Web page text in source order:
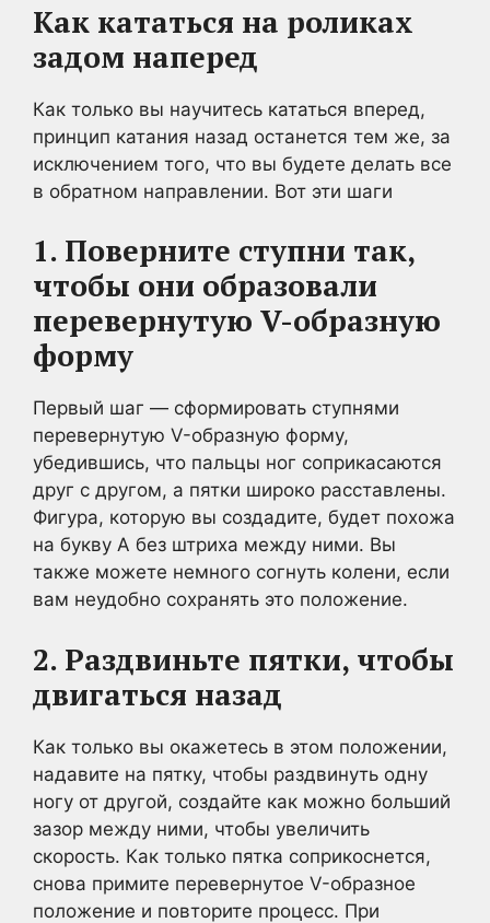
Как кататься на роликах
задом наперед
Как только вы научитесь кататься вперед,
принцип катания назад останется тем же, за
исключением того, что вы будете делать все
в обратном направлении. Вот эти шаги
1. Поверните ступни так,
чтобы они образовали
перевернутую V-образную
форму
Первый шаг — сформировать ступнями
перевернутую V-образную форму,
убедившись, что пальцы ног соприкасаются
друг с другом, а пятки широко расставлены.
Фигура, которую вы создадите, будет похожа
на букву А без штриха между ними. Вы
также можете немного согнуть колени, если
вам неудобно сохранять это положение.
2. Раздвиньте пятки, чтобы
двигаться назад
Как только вы окажетесь в этом положении,
надавите на пятку, чтобы раздвинуть одну
ногу от другой, создайте как можно больший
зазор между ними, чтобы увеличить
скорость. Как только пятка соприкоснется,
снова примите перевернутое V-образное
положение и повторите процесс. При